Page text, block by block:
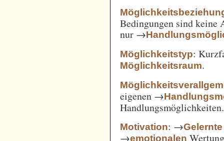
Bedingungen sind keine
nur →
Möglichkeitstyp:
Möglichkeitsraum.
eigenen →
Handlungsmöglichkeiten.
Motivation: →Gelernte
→emotionalen